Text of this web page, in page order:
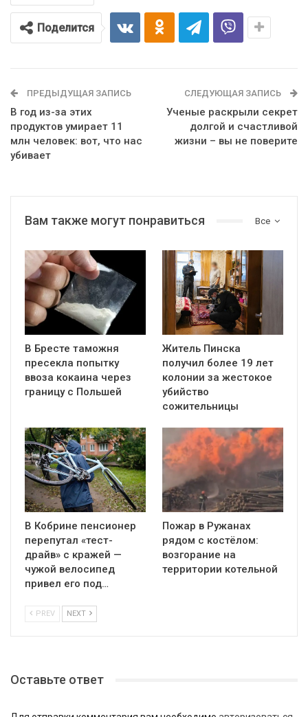
Поделится
ПРЕДЫДУЩАЯ ЗАПИСЬ
В год из-за этих
продуктов умирает 11
млн человек: вот, что нас
убивает
СЛЕДУЮЩАЯ ЗАПИСЬ
Ученые раскрыли секрет
долгой и счастливой
жизни – вы не поверите
Все
Вам также могут понравиться
В Бресте таможня
пресекла попытку
ввоза кокаина через
границу с Польшей
Житель Пинска
получил более 19 лет
колонии за жестокое
убийство
сожительницы
В Кобрине пенсионер
перепутал «тест-
драйв» с кражей —
чужой велосипед
привел его под…
Пожар в Ружанах
рядом с костёлом:
возгорание на
территории котельной
PREV NEXT
Оставьте ответ